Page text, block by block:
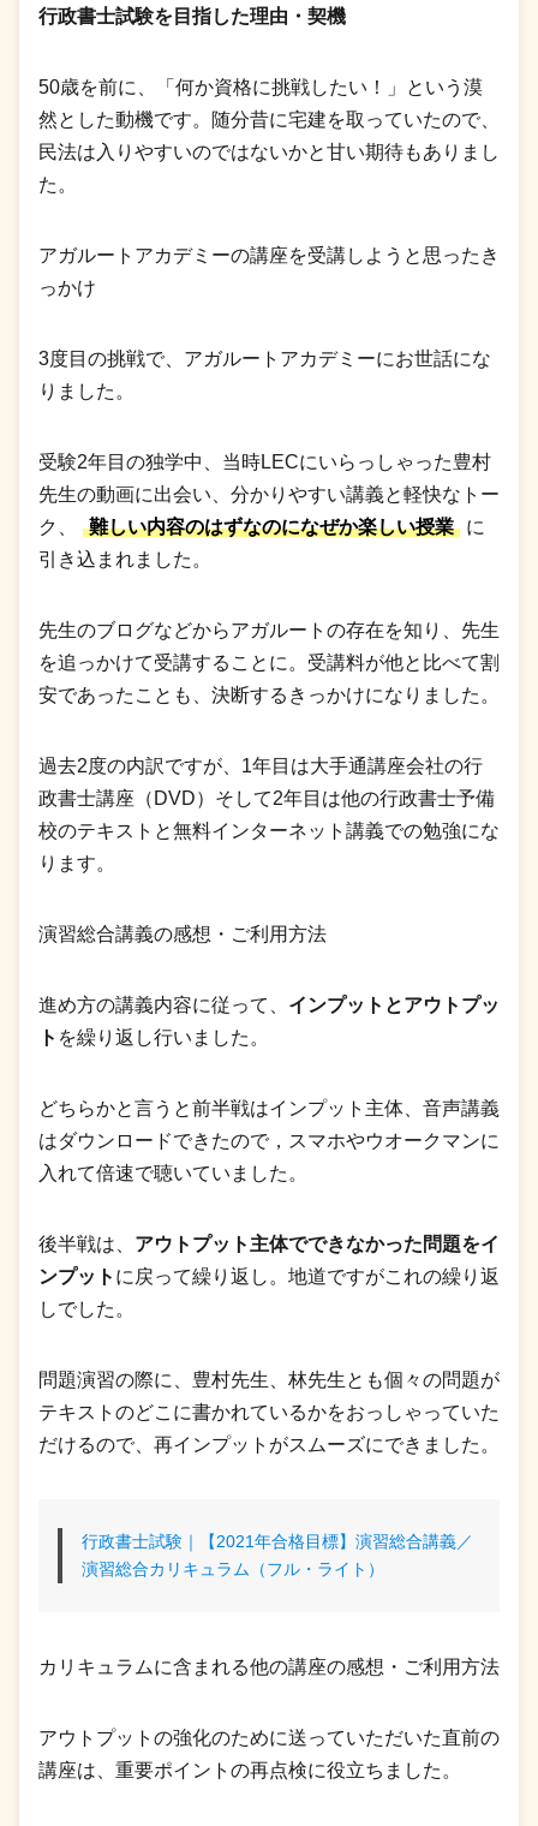
行政書士試験を目指した理由・契機
50歳を前に、「何か資格に挑戦したい！」という漠
然とした動機です。随分昔に宅建を取っていたので、
民法は入りやすいのではないかと甘い期待もありまし
た。
アガルートアカデミーの講座を受講しようと思ったき
っかけ
3度目の挑戦で、アガルートアカデミーにお世話にな
りました。
受験2年目の独学中、当時LECにいらっしゃった豊村
先生の動画に出会い、分かりやすい講義と軽快なトー
ク、
難しい内容のはずなのになぜか楽しい授業
に
引き込まれました。
先生のブログなどからアガルートの存在を知り、先生
を追っかけて受講することに。受講料が他と比べて割
安であったことも、決断するきっかけになりました。
過去2度の内訳ですが、1年目は大手通講座会社の行
政書士講座（DVD）そして2年目は他の行政書士予備
校のテキストと無料インターネット講義での勉強にな
ります。
演習総合講義の感想・ご利用方法
進め方の講義内容に従って、 インプットとアウトプッ
ト を繰り返し行いました。
どちらかと言うと前半戦はインプット主体、音声講義
はダウンロードできたので，スマホやウオークマンに
入れて倍速で聴いていました。
後半戦は、 アウトプット主体でできなかった問題をイ
ンプット に戻って繰り返し。地道ですがこれの繰り返
しでした。
問題演習の際に、豊村先生、林先生とも個々の問題が
テキストのどこに書かれているかをおっしゃっていた
だけるので、再インプットがスムーズにできました。
行政書士試験｜【2021年合格目標】演習総合講義／
演習総合カリキュラム（フル・ライト）
カリキュラムに含まれる他の講座の感想・ご利用方法
アウトプットの強化のために送っていただいた直前の
講座は、重要ポイントの再点検に役立ちました。